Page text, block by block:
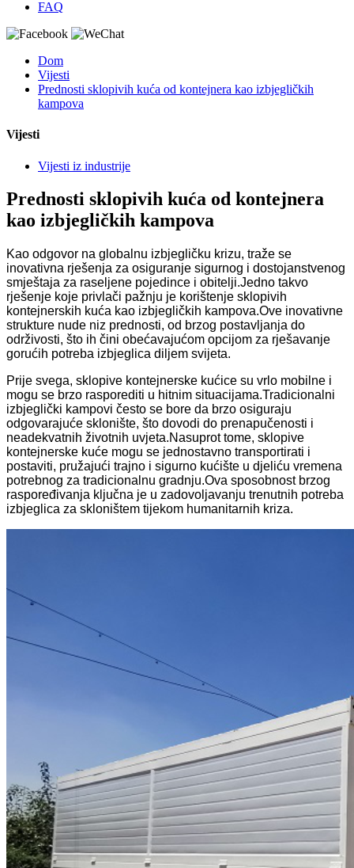
FAQ
Dom
Vijesti
Prednosti sklopivih kuća od kontejnera kao izbjegličkih
kampova
Vijesti
Vijesti iz industrije
Prednosti sklopivih kuća od kontejnera
kao izbjegličkih kampova
Kao odgovor na globalnu izbjegličku krizu, traže se
inovativna rješenja za osiguranje sigurnog i dostojanstvenog
smještaja za raseljene pojedince i obitelji.Jedno takvo
rješenje koje privlači pažnju je korištenje sklopivih
kontejnerskih kuća kao izbjegličkih kampova.Ove inovativne
strukture nude niz prednosti, od brzog postavljanja do
održivosti, što ih čini obećavajućom opcijom za rješavanje
gorućih potreba izbjeglica diljem svijeta.
Prije svega, sklopive kontejnerske kućice su vrlo mobilne i
mogu se brzo rasporediti u hitnim situacijama.Tradicionalni
izbjeglički kampovi često se bore da brzo osiguraju
odgovarajuće sklonište, što dovodi do prenapučenosti i
neadekvatnih životnih uvjeta.Nasuprot tome, sklopive
kontejnerske kuće mogu se jednostavno transportirati i
postaviti, pružajući trajno i sigurno kućište u djeliću vremena
potrebnog za tradicionalnu gradnju.Ova sposobnost brzog
raspoređivanja ključna je u zadovoljavanju trenutnih potreba
izbjeglica za skloništem tijekom humanitarnih kriza.